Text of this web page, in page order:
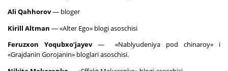
Ali Qahhorov— bloger
Kirill Altman — «Alter Ego» blogi asoschisi
Feruzxon Yoqubxo‘jayev — «Nablyudeniya pod chinaroy» i
«Grajdanin Gorojanin» bloglari asoschisi.